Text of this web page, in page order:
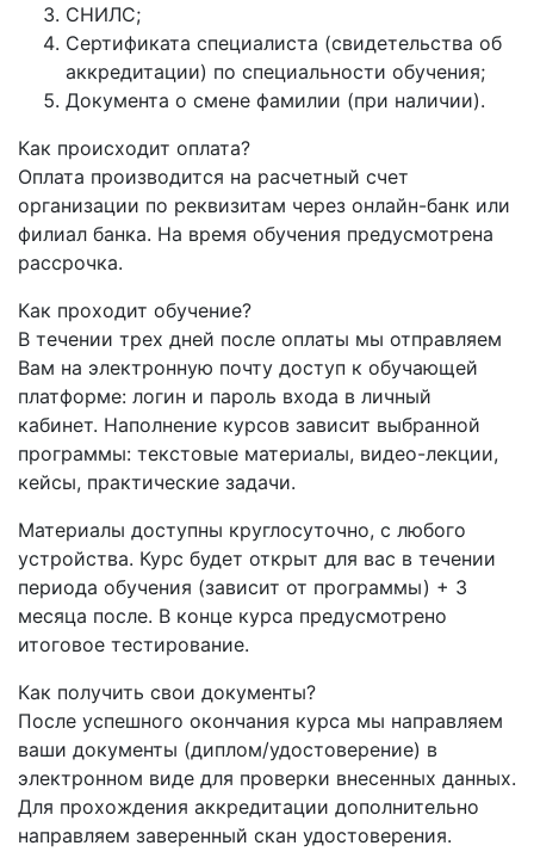
СНИЛС;
Сертификата специалиста (свидетельства об
аккредитации) по специальности обучения;
Документа о смене фамилии (при наличии).
Как происходит оплата?
Оплата производится на расчетный счет
организации по реквизитам через онлайн-банк или
филиал банка. На время обучения предусмотрена
рассрочка.
Как проходит обучение?
В течении трех дней после оплаты мы отправляем
Вам на электронную почту доступ к обучающей
платформе: логин и пароль входа в личный
кабинет. Наполнение курсов зависит выбранной
программы: текстовые материалы, видео-лекции,
кейсы, практические задачи.
Материалы доступны круглосуточно, с любого
устройства. Курс будет открыт для вас в течении
периода обучения (зависит от программы) + 3
месяца после. В конце курса предусмотрено
итоговое тестирование.
Как получить свои документы?
После успешного окончания курса мы направляем
ваши документы (диплом/удостоверение) в
электронном виде для проверки внесенных данных.
Для прохождения аккредитации дополнительно
направляем заверенный скан удостоверения.